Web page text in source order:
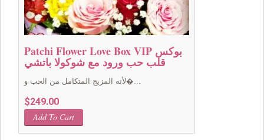
Patchi Flower Love Box VIP بوكس
قلب حب ورود مع شوكولا باتشي
لأنه المزيج المتكامل من الحب و�...
$249.00
Add To Cart